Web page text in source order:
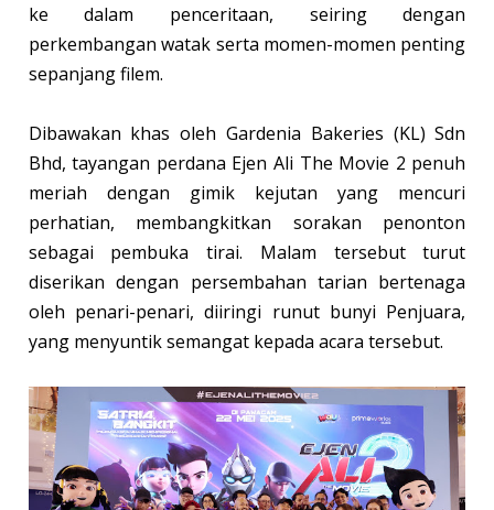
ke dalam penceritaan, seiring dengan
perkembangan watak serta momen-momen penting
sepanjang filem.
Dibawakan khas oleh Gardenia Bakeries (KL) Sdn
Bhd, tayangan perdana Ejen Ali The Movie 2 penuh
meriah dengan gimik kejutan yang mencuri
perhatian, membangkitkan sorakan penonton
sebagai pembuka tirai. Malam tersebut turut
diserikan dengan persembahan tarian bertenaga
oleh penari-penari, diiringi runut bunyi Penjuara,
yang menyuntik semangat kepada acara tersebut.